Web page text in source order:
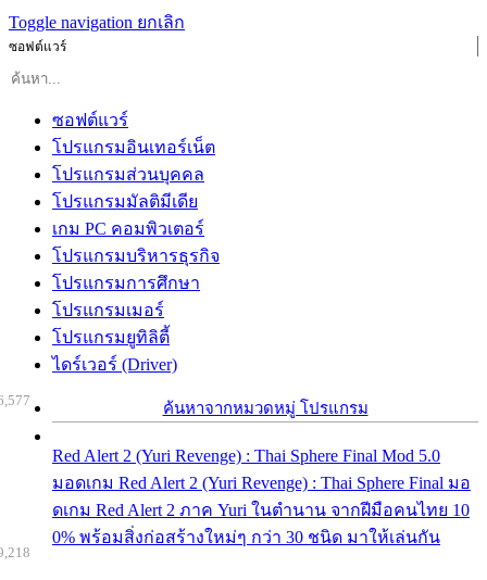
Toggle navigation ยกเลิก
ซอฟต์แวร์
ซอฟต์แวร์
โปรแกรมอินเทอร์เน็ต
โปรแกรมส่วนบุคคล
โปรแกรมมัลติมีเดีย
เกม PC คอมพิวเตอร์
โปรแกรมบริหารธุรกิจ
โปรแกรมการศึกษา
โปรแกรมเมอร์
โปรแกรมยูทิลิตี้
ไดร์เวอร์ (Driver)
ค้นหาจากหมวดหมู่ โปรแกรม
Red Alert 2 (Yuri Revenge) : Thai Sphere Final Mod 5.0
มอดเกม Red Alert 2 (Yuri Revenge) : Thai Sphere Final มอ
ดเกม Red Alert 2 ภาค Yuri ในตำนาน จากฝีมือคนไทย 10
0% พร้อมสิ่งก่อสร้างใหม่ๆ กว่า 30 ชนิด มาให้เล่นกัน